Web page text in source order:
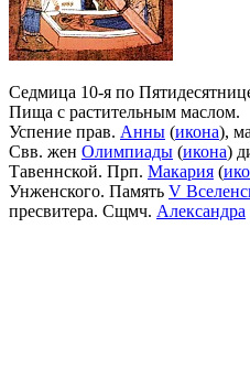
Седмица 10-я по
Пища с растительным маслом.
Успение прав. Анны (икона),
Свв. жен Олимпиады (икона)
Тавеннской. Прп. Макария (
Унженского. Память V
пресвитера. Сщмч. Александра